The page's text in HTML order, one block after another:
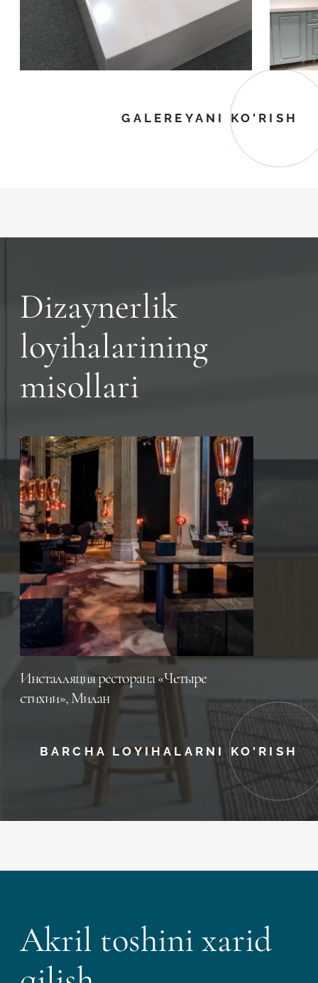
GALEREYANI KO'RISH
Dizaynerlik
loyihalarining
misollari
Инсталляция ресторана «Четыре
стихии», Милан
BARCHA LOYIHALARNI KO'RISH
Akril toshini xarid